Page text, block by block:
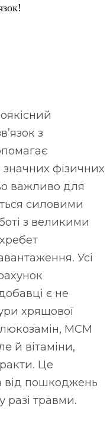
з
фізичних
важливо для
силовими
з великими
Усі
є не
хрящової
МСМ
й вітаміни,
Це
від пошкоджень
разі травми.